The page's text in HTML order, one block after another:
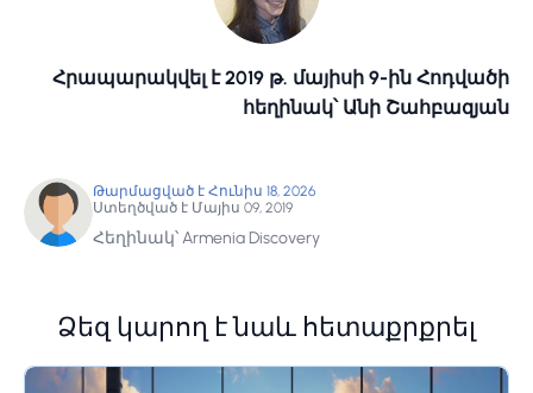
Հրապարակվել է 2019 թ. մայիսի 9-ին Հոդվածի
հեղինակ՝ Անի Շահբազյան
Ստեղծված է Մայիս 09, 2019
Թարմացված է Հունիս 18, 2026
Հեղինակ՝ Armenia Discovery
Ձեզ կարող է նաև հետաքրքրել